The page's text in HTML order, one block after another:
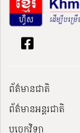
ព័ត៌មានជាតិ
ព័ត៌មានអន្តរជាតិ
បច្ចេកវិទ្យា